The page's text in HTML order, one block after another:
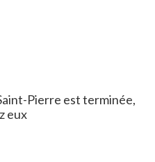
Pierre est terminée,
eux